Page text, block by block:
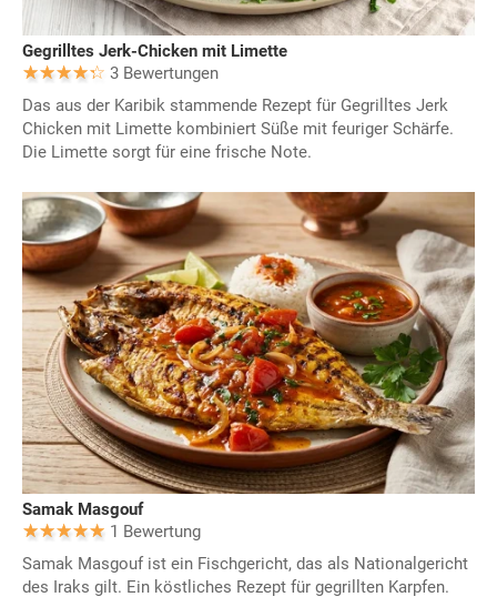
Gegrilltes Jerk-Chicken mit Limette
3 Bewertungen
Das aus der Karibik stammende Rezept für Gegrilltes Jerk
Chicken mit Limette kombiniert Süße mit feuriger Schärfe.
Die Limette sorgt für eine frische Note.
Samak Masgouf
1 Bewertung
Samak Masgouf ist ein Fischgericht, das als Nationalgericht
des Iraks gilt. Ein köstliches Rezept für gegrillten Karpfen.